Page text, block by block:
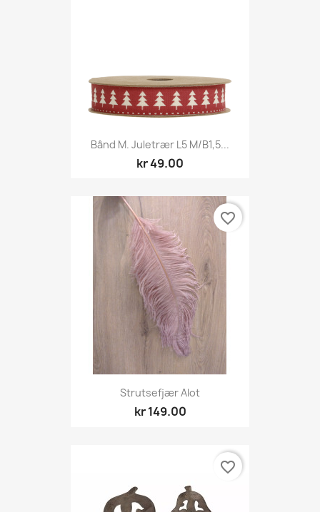
Bånd M. Juletrær L5 M/B1,5...
kr 49.00
Strutsefjær Alot
kr 149.00
favorite_border
favorite_border